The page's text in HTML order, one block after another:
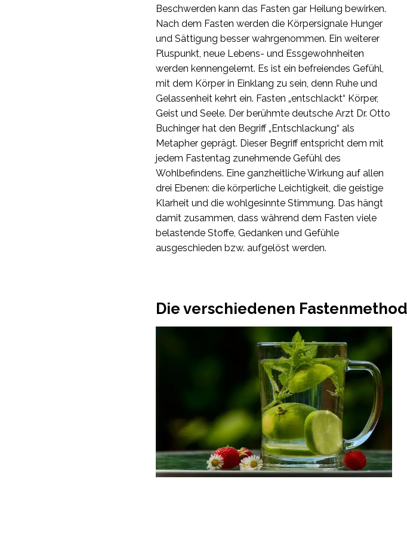
Beschwerden kann das Fasten gar Heilung bewirken.
Nach dem Fasten werden die Körpersignale Hunger
und Sättigung besser wahrgenommen. Ein weiterer
Pluspunkt, neue Lebens- und Essgewohnheiten
werden kennengelernt. Es ist ein befreiendes Gefühl,
mit dem Körper in Einklang zu sein, denn Ruhe und
Gelassenheit kehrt ein. Fasten „entschlackt“ Körper,
Geist und Seele. Der berühmte deutsche Arzt Dr. Otto
Buchinger hat den Begriff „Entschlackung“ als
Metapher geprägt. Dieser Begriff entspricht dem mit
jedem Fastentag zunehmende Gefühl des
Wohlbefindens. Eine ganzheitliche Wirkung auf allen
drei Ebenen: die körperliche Leichtigkeit, die geistige
Klarheit und die wohlgesinnte Stimmung. Das hängt
damit zusammen, dass während dem Fasten viele
belastende Stoffe, Gedanken und Gefühle
ausgeschieden bzw. aufgelöst werden.
Die verschiedenen